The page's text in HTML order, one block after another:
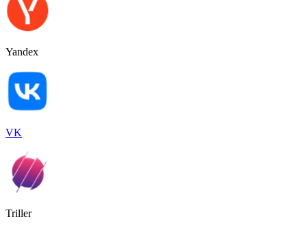
Yandex
VK
Triller